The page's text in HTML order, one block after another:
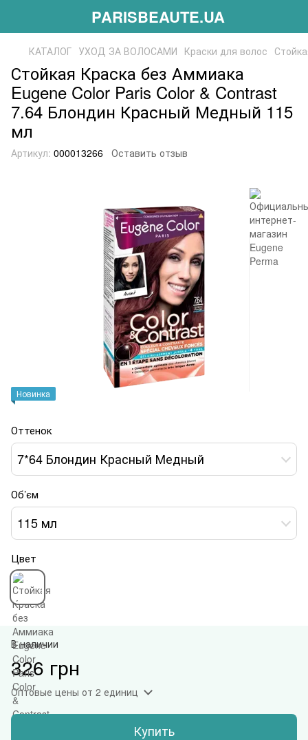
PARISBEAUTE.UA
КАТАЛОГ УХОД ЗА ВОЛОСАМИ Краски для волос
Стойкая Краска без Аммиака
Eugene Color Paris Color & Contrast
7.64 Блондин Красный Медный 115
мл
Артикул: 000013266 Оставить отзыв
Новинка
Оттенок
7*64 Блондин Красный Медный
Об’єм
115 мл
Цвет
В наличии
326 грн
Оптовые цены от 2 единиц
Купить